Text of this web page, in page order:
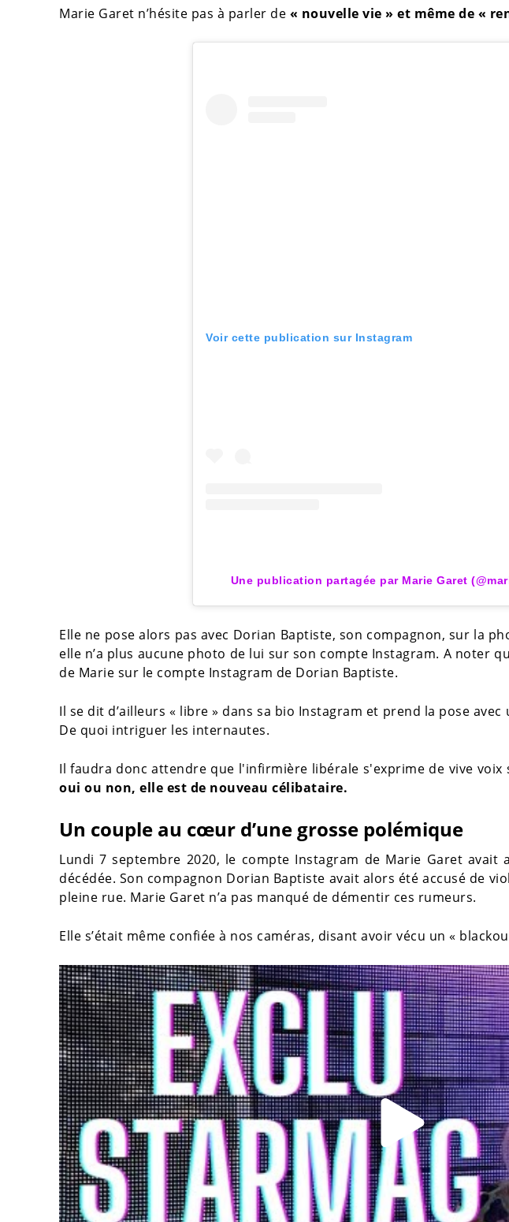
Marie Garet n’hésite pas à parler de « nouvelle vie » et même de «
Voir cette publication sur Instagram
Une publication partagée par Marie Garet
Elle ne pose alors pas avec Dorian Baptiste, son compagnon, sur la
elle n’a plus aucune photo de lui sur son compte Instagram. A noter
de Marie sur le compte Instagram de Dorian Baptiste.
Il se dit d’ailleurs « libre » dans sa bio Instagram et prend la pose
De quoi intriguer les internautes.
Il faudra donc attendre que l'infirmière libérale s'exprime de vive
oui ou non, elle est de nouveau célibataire.
Un couple au cœur d’une grosse polémique
Lundi 7 septembre 2020, le compte Instagram de Marie Garet
décédée. Son compagnon Dorian Baptiste avait alors été accusé de
pleine rue. Marie Garet n’a pas manqué de démentir ces rumeurs.
Elle s’était même confiée à nos caméras, disant avoir vécu un «